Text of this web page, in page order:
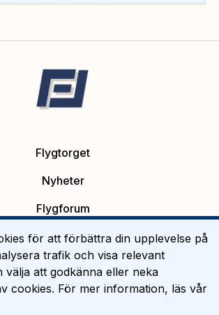
Flygtorget
Nyheter
Flygforum
Platsannonser
Flygutbildning
Om Flygtorget
för att förbättra din upplevelse på
trafik och visa relevant
välja att godkänna eller neka
cookies. För mer information, läs vår